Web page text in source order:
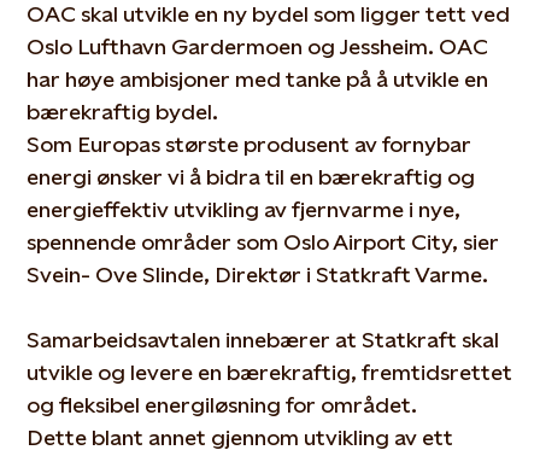
OAC skal utvikle en ny bydel som ligger tett ved
Oslo Lufthavn Gardermoen og Jessheim. OAC
har høye ambisjoner med tanke på å utvikle en
bærekraftig bydel.
Som Europas største produsent av fornybar
energi ønsker vi å bidra til en bærekraftig og
energieffektiv utvikling av fjernvarme i nye,
spennende områder som Oslo Airport City, sier
Svein- Ove Slinde, Direktør i Statkraft Varme.
Samarbeidsavtalen innebærer at Statkraft skal
utvikle og levere en bærekraftig, fremtidsrettet
og fleksibel energiløsning for området.
Dette blant annet gjennom utvikling av ett